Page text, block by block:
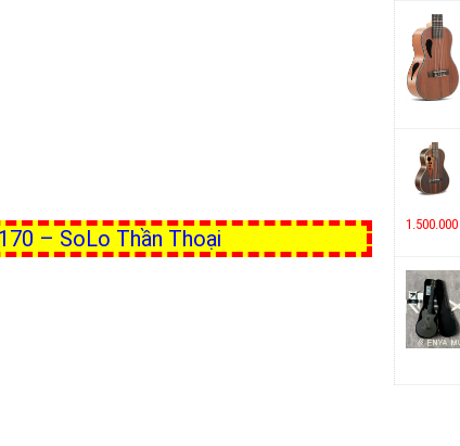
– SoLo Thần Thoại
1.500.000